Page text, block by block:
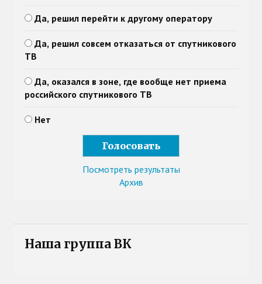
Да, решил перейти к другому оператору
Да, решил совсем отказаться от спутникового
ТВ
Да, оказался в зоне, где вообще нет приема
российского спутникового ТВ
Нет
Посмотреть результаты
Архив
Наша группа ВК